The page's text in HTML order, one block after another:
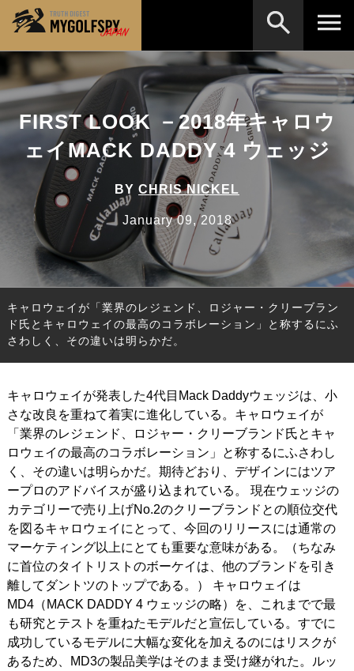
FIRST LOOK －2018年キャロウ
ェイMACK DADDY 4 ウェッジ
BY CHRIS NICKEL
January 09, 2018
キャロウェイが「業界のレジェンド、ロジャー・クリーブラン
ド氏とキャロウェイの最高のコラボレーション」と称するにふ
さわしく、その違いは明らかだ。
キャロウェイが発表した4代目Mack Daddyウェッジは、小
さな改良を重ねて着実に進化している。キャロウェイが
「業界のレジェンド、ロジャー・クリーブランド氏とキャ
ロウェイの最高のコラボレーション」と称するにふさわし
く、その違いは明らかだ。期待どおり、デザインにはツア
ープロのアドバイスが盛り込まれている。
現在ウェッジの
カテゴリーで売り上げNo.2のクリーブランドとの順位交代
を図るキャロウェイにとって、今回のリリースには通常の
マーケティング以上にとても重要な意味がある。（ちなみ
に首位のタイトリストのボーケイは、他のブランドを引き
離してダントツのトップである。）
キャロウェイは
MD4（MACK DADDY 4 ウェッジの略）を、これまでで最
も研究とテストを重ねたモデルだと宣伝している。すでに
成功しているモデルに大幅な変化を加えるのにはリスクが
あるため、MD3の製品美学はそのまま受け継がれた。ルッ
MOST WANTED テストランキング
NEW RELEASES 新製品情報
HOW TO ゴルフ上達・実践テクニック
テスト・データ検証
Golf News ゴルフニュース
REVIEWS 製品レビュー
DRIVERS ドライバー
FAIRWAY WOODS フェアウェイウッド
HYBRIDS ハイブリッド
WEDGES ウェッジ
PUTTERS パター
OTHER その他
Editor’s Picks 編集部のおすすめ
Our Team 私たちのチーム
Our Mission 私たちの使命
ABOUT US MyGolfSpyJapanとは？
※メーカー名やクラブ名など、検索したい事柄を入
力してください。
検索